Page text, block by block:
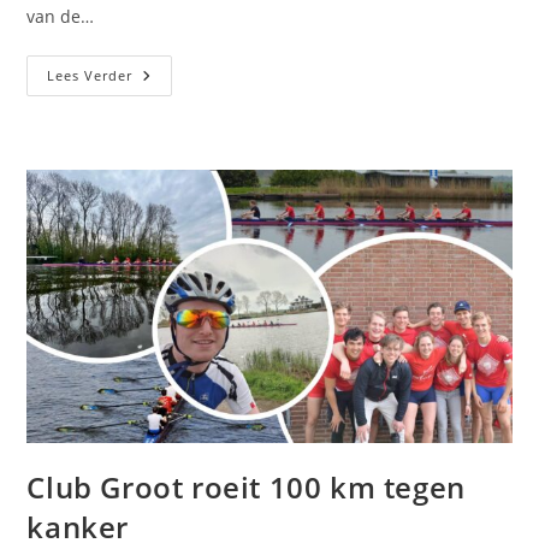
van de…
Lees Verder
Club Groot roeit 100 km tegen
kanker